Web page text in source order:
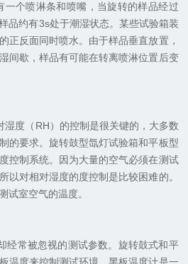
一个喷淋条和喷嘴，当旋转的样品经过
品约有3s处于潮湿状态。某些试验箱装
正反面同时喷水。由于样品垂直放置，
间歇，样品有可能在转离喷淋位置后变
湿度（ RH）的控制是很关键的，大多数
的要求。旋转鼓型氙灯试验箱和平板型
控制系统。因为大量的空气必须在测试
以对相对湿度的度控制是比较困难的。
试室空气的温度。
经常被忽视的测试参数。旋转鼓式和平